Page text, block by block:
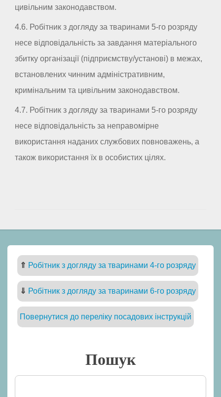
цивільним законодавством.
4.6. Робітник з догляду за тваринами 5-го розряду
несе відповідальність за завдання матеріального
збитку організації (підприємству/установі) в межах,
встановлених чинним адміністративним,
кримінальним та цивільним законодавством.
4.7. Робітник з догляду за тваринами 5-го розряду
несе відповідальність за неправомірне
використання наданих службових повноважень, а
також використання їх в особистих цілях.
⇑ Робітник з догляду за тваринами 4-го розряду
⇓ Робітник з догляду за тваринами 6-го розряду
Повернутися до переліку посадових інструкцій
Пошук